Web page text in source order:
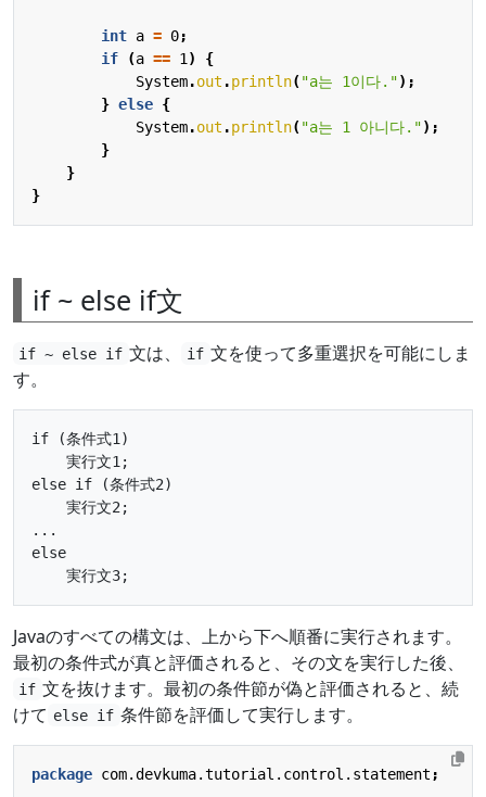
int a = 0;
if
(a == 1 )
{
System.out .println("a는 1이다.");
} else {
System.out .println("a는 1 아니다.");
}
}
}
if ~ else if文
if ~ else if 文は、 if 文を使って多重選択を可能にしま
す。
if (条件式1)
    実行文1;
else if (条件式2)
    実行文2;
...
else
Javaのすべての構文は、上から下へ順番に実行されます。
最初の条件式が真と評価されると、その文を実行した後、
if 文を抜けます。最初の条件節が偽と評価されると、続
けて else if 条件節を評価して実行します。
package com.devkuma.tutorial.control.statement ;